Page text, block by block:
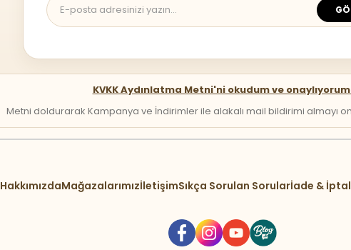
KVKK Aydınlatma Metni'ni okudum ve
Metni doldurarak Kampanya ve İndirimler ile alakalı mail bildirimi almayı
HakkımızdaMağazalarımızİletişimSıkça Sorulan Sorularİade & İptal